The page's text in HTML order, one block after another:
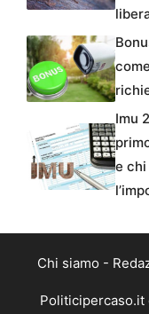
Imu
e
Chi siamo -
Politicipercaso.it